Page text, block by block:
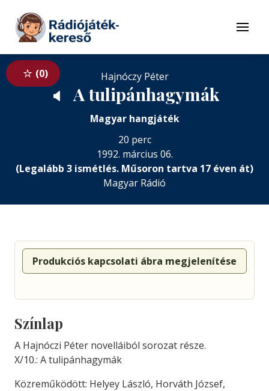
Tovább a tartalomhoz
Menü
0 Hajnóczy Péter
🔈 A tulipánhagymák
Magyar hangjáték
20 perc
1992. március 06.
(Legalább 3 ismétlés. Műsoron tartva 17 éven át)
Magyar Rádió
Produkciós kapcsolati ábra megjelenítése
Színlap
A Hajnóczi Péter novelláiból sorozat része.
X/10.: A tulipánhagymák
Közreműködött: Helyey László, Horváth József,